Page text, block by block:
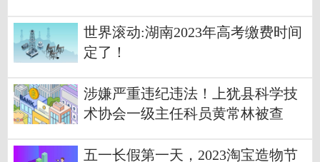
世界滚动:湖南2023年高考缴费时间
定了！
涉嫌严重违纪违法！上犹县科学技
术协会一级主任科员黄常林被查
五一长假第一天，2023淘宝造物节